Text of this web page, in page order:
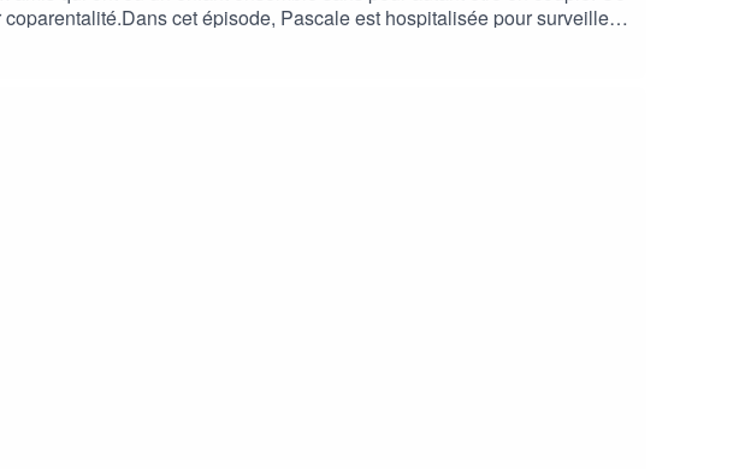
cet épisode, Pascale est hospitalisée pour surveiller
de Pauline Ramos.Pour soutenir ce podcast, vous pouvez :- vous
plateforme- le partager sur vos réseaux- le recommander à vos
: sixtinelys@hotmail.comLes prochains épisodes seront